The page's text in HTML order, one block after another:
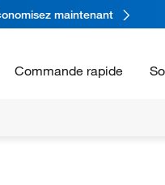
maintenant
Commande rapide